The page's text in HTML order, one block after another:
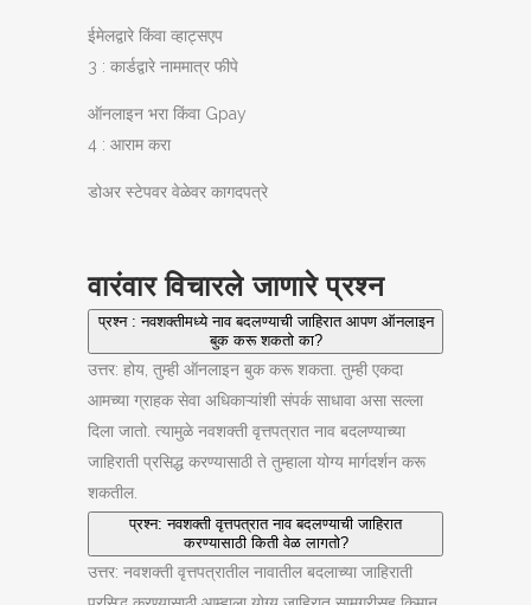
ईमेलद्वारे किंवा व्हाट्सएप
3 : कार्डद्वारे नाममात्र फीपे
ऑनलाइन भरा किंवा Gpay
4 : आराम करा
डोअर स्टेपवर वेळेवर कागदपत्रे
वारंवार विचारले जाणारे प्रश्न
प्रश्न : नवशक्तीमध्ये नाव बदलण्याची जाहिरात आपण ऑनलाइन
बुक करू शकतो का?
उत्तर: होय, तुम्ही ऑनलाइन बुक करू शकता. तुम्ही एकदा
आमच्या ग्राहक सेवा अधिकाऱ्यांशी संपर्क साधावा असा सल्ला
दिला जातो. त्यामुळे नवशक्ती वृत्तपत्रात नाव बदलण्याच्या
जाहिराती प्रसिद्ध करण्यासाठी ते तुम्हाला योग्य मार्गदर्शन करू
शकतील.
प्रश्न: नवशक्ती वृत्तपत्रात नाव बदलण्याची जाहिरात
करण्यासाठी किती वेळ लागतो?
उत्तर: नवशक्ती वृत्तपत्रातील नावातील बदलाच्या जाहिराती